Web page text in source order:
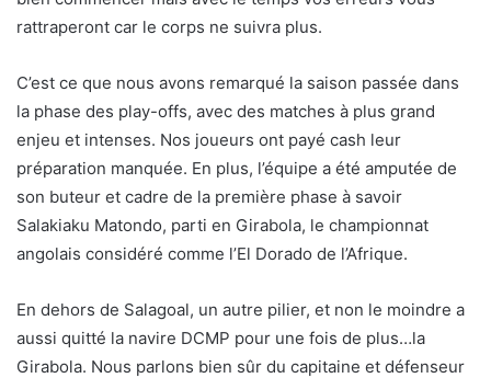
rattraperont car le corps ne suivra plus.
C’est ce que nous avons remarqué la saison passée dans
la phase des play-offs, avec des matches à plus grand
enjeu et intenses. Nos joueurs ont payé cash leur
préparation manquée. En plus, l’équipe a été amputée de
son buteur et cadre de la première phase à savoir
Salakiaku Matondo, parti en Girabola, le championnat
angolais considéré comme l’El Dorado de l’Afrique.
En dehors de Salagoal, un autre pilier, et non le moindre a
aussi quitté la navire DCMP pour une fois de plus…la
Girabola. Nous parlons bien sûr du capitaine et défenseur